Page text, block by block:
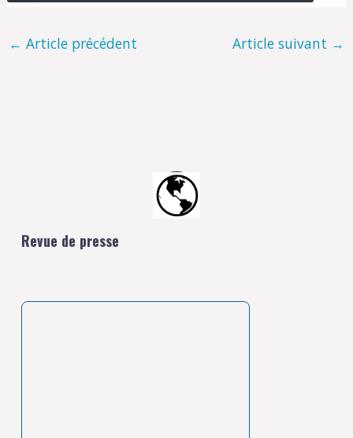
← Article précédent Article suivant →
Revue de presse